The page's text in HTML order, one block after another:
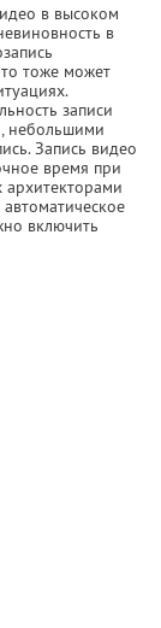
в высоком
в
тоже может
записи
небольшими
Запись видео
время при
включить